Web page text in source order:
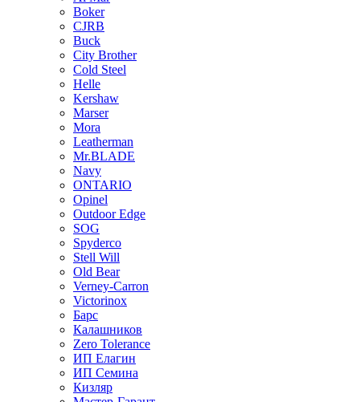
Boker
CJRB
Buck
City Brother
Cold Steel
Helle
Kershaw
Marser
Mora
Leatherman
Mr.BLADE
Navy
ONTARIO
Opinel
Outdoor Edge
SOG
Spyderco
Stell Will
Old Bear
Verney-Carron
Victorinox
Барс
Калашников
Zero Tolerance
ИП Елагин
ИП Семина
Кизляр